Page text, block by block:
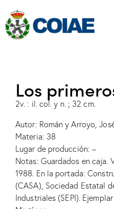
Los
2v. : il. col. y n. ; 32 cm.
Autor: Román y Arroyo,
Materia: 38
Lugar de producción: –
Notas: Guardados en caja.
1988. En la portada:
(CASA), Sociedad Estatal
Industriales (SEPI).